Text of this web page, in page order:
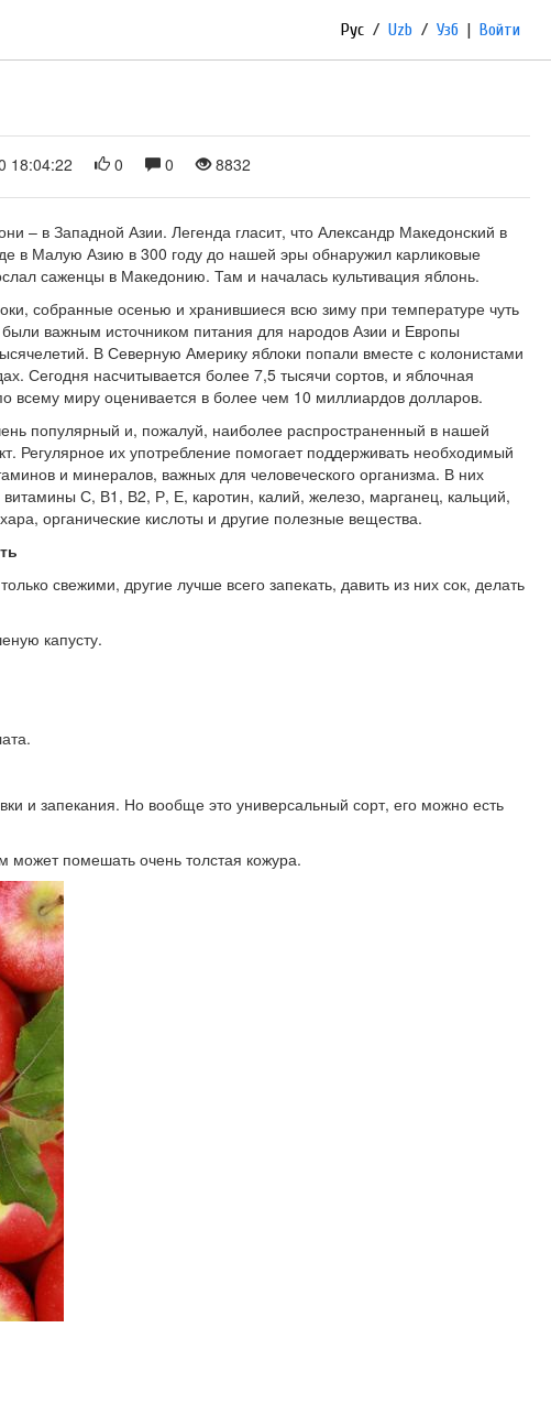
Рус / Uzb / Узб | Войти
18:04:22 0 0 8832
– в Западной Азии. Легенда гласит, что Александр Македонский в
в Малую Азию в 300 году до нашей эры обнаружил карликовые
саженцы в Македонию. Там и началась культивация яблонь.
собранные осенью и хранившиеся всю зиму при температуре чуть
важным источником питания для народов Азии и Европы
В Северную Америку яблоки попали вместе с колонистами
Сегодня насчитывается более 7,5 тысячи сортов, и яблочная
всему миру оценивается в более чем 10 миллиардов долларов.
популярный и, пожалуй, наиболее распространенный в нашей
Регулярное их употребление помогает поддерживать необходимый
и минералов, важных для человеческого организма. В них
витамины С, В1, В2, Р, Е, каротин, калий, железо, марганец, кальций,
органические кислоты и другие полезные вещества.
свежими, другие лучше всего запекать, давить из них сок, делать
капусту.
и запекания. Но вообще это универсальный сорт, его можно есть
может помешать очень толстая кожура.